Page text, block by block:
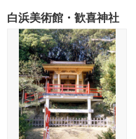
白浜美術館・歓喜神社